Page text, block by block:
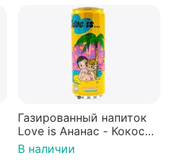
Газированный напиток
Love is Ананас - Кокос
330мл, Россия
В наличии